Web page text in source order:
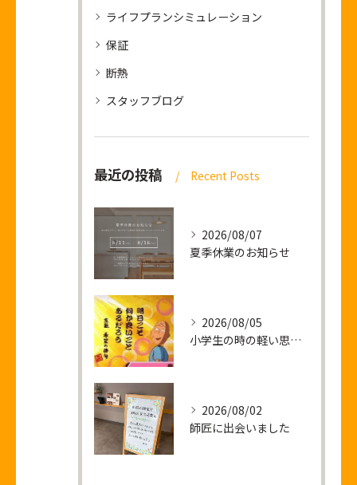
ライフプランシミュレーション
保証
断熱
スタッフブログ
最近の投稿 Recent Posts
2026/08/07
夏季休業のお知らせ
2026/08/05
小学生の時の軽い思い出話し
2026/08/02
師匠に出会いました